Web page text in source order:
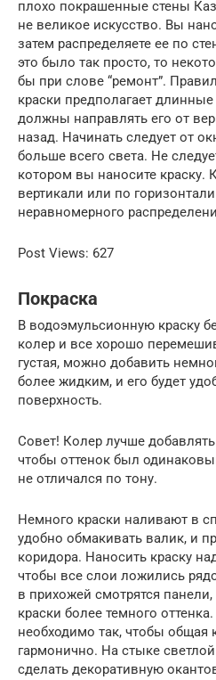
плохо покрашенные стены
не великое искусство. Вы
затем распределяете ее по
это было так просто, то
бы при слове “ремонт”.
краски предполагает
должны направлять его от
назад. Начинать следует от
больше всего света. Не
котором вы наносите краску.
вертикали или по
неравномерного
Post Views: 627
Покраска
В водоэмульсионную краску
колер и все хорошо
густая, можно добавить
более жидким, и его будет
поверхность.
Совет! Колер лучше
чтобы оттенок был
не отличался по тону.
Немного краски наливают в
удобно обмакивать валик, и
коридора. Наносить краску
чтобы все слои ложились
в прихожей смотрятся
краски более темного
необходимо так, чтобы общая
гармонично. На стыке
сделать декоративную